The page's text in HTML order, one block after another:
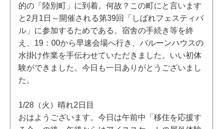
的の「陸別町」に到着。何故？この町にと言います
と2月1日～開催される第39回「しばれフェスティバ
ル」に参加するためである。宿舎の手続き等を終
え、19：00から早速会場へ行き、バルーンハウスの
水掛け作業を手伝わせていただきました。いい初体
験ができました。今日も一日ありがとうございまし
た。
1/28（火）晴れ2日目
おはようございます。今日は午前中「移住を応援す